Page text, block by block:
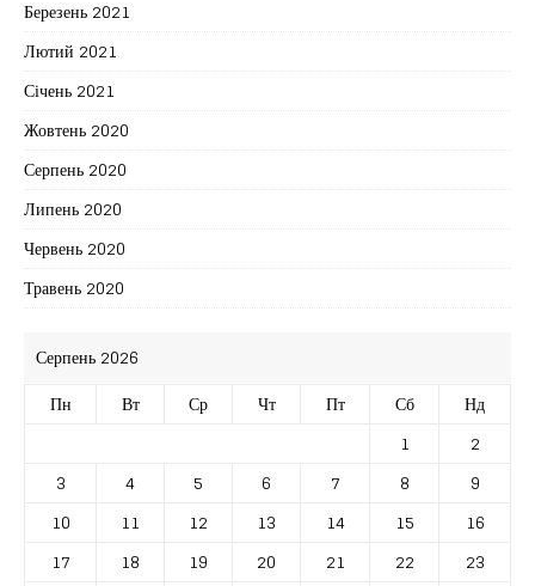
Березень 2021
Лютий 2021
Січень 2021
Жовтень 2020
Серпень 2020
Липень 2020
Червень 2020
Травень 2020
Серпень 2026
Пн
Вт Ср Чт Пт Сб
Нд
1
2
3
4 5 6 7 8
9
10
11 12 13 14 15
16
17
18 19 20 21 22 23